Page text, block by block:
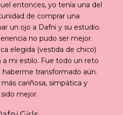
entonces, yo tenía una del
de comprar una
un ojo a Dafni y su estudio.
no pudo ser mejor.
elegida (vestida de chico)
a mi estilo. Fue todo un reto
transformado aún.
cariñosa, simpática y
mejor.